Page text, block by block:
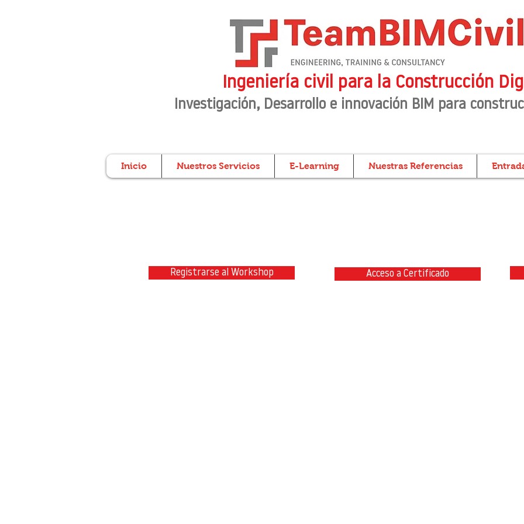
Investigación, Desarrollo e innovación BIM para
Ingeniería civil para la Construcción
Inicio Nuestros Servicios E-Learning Nuestras Referencias
Registrarse al Workshop Acceso a Certificado